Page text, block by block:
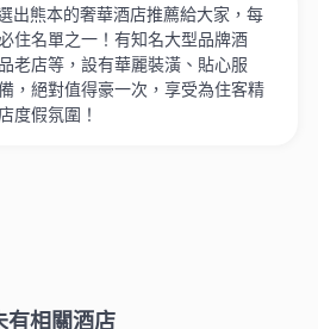
出熊本的奢華酒店推薦給大家，每
住名單之一 ！有知名大型品牌酒
老店等，設有華麗裝潢、貼心服
，絕對值得豪一次，享受為住客精
度假氛圍！
有相關酒店